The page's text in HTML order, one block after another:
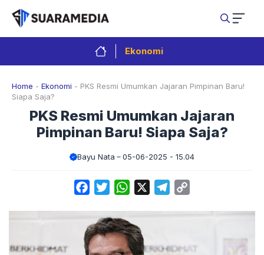
Langsung
isi
Ekonomi
Home - Ekonomi - PKS Resmi Umumkan Jajaran Pimpinan Baru!
Siapa Saja?
PKS Resmi Umumkan Jajaran
Pimpinan Baru! Siapa Saja?
Bayu Nata 05-06-2025 - 15.04
FacebookTwitterWhatsApp Telegram